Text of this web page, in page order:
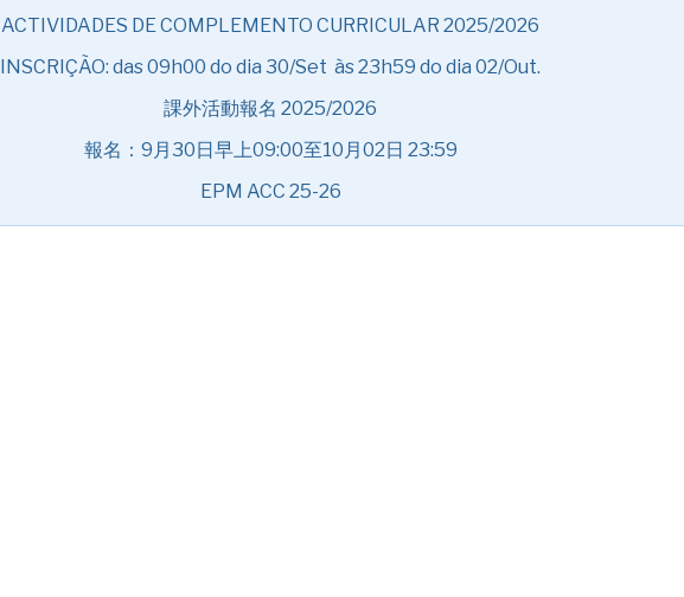
ACTIVIDADES DE COMPLEMENTO CURRICULAR 2025/2026
INSCRIÇÃO: das 09h00 do dia 30/Set às 23h59 do dia 02/Out.
課外活動報名 2025/2026
報名：9月30日早上09:00至10月02日 23:59
EPM ACC 25-26